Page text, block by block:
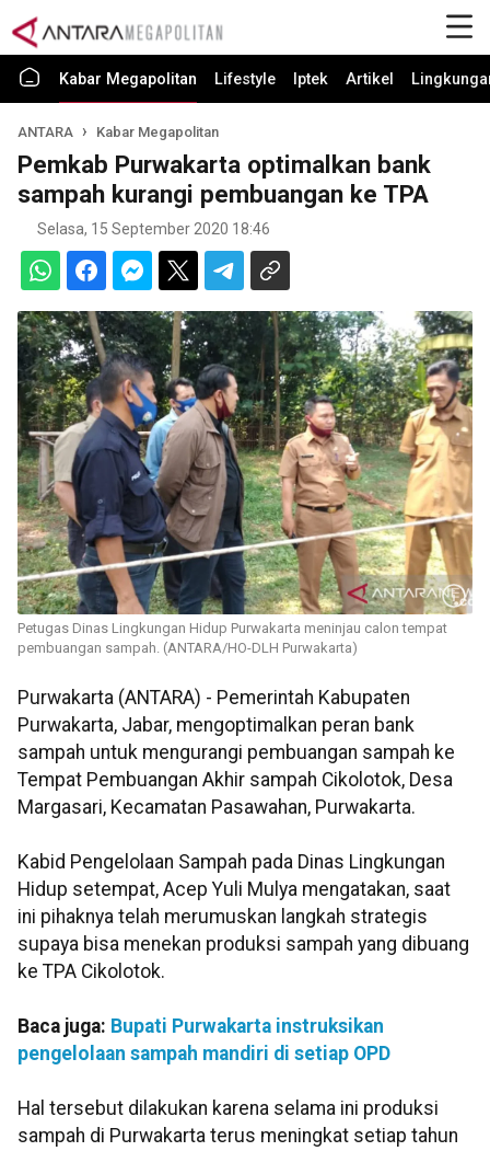
Kabar Megapolitan Lifestyle Iptek Artikel
ANTARA Kabar Megapolitan
Pemkab Purwakarta optimalkan bank
sampah kurangi pembuangan ke TPA
Selasa, 15 September 2020 18:46
Petugas Dinas Lingkungan Hidup Purwakarta meninjau calon tempat
pembuangan sampah. (ANTARA/HO-DLH Purwakarta)
Purwakarta (ANTARA) - Pemerintah Kabupaten
Purwakarta, Jabar, mengoptimalkan peran bank
sampah untuk mengurangi pembuangan sampah ke
Tempat Pembuangan Akhir sampah Cikolotok, Desa
Margasari, Kecamatan Pasawahan, Purwakarta.
Kabid Pengelolaan Sampah pada Dinas Lingkungan
Hidup setempat, Acep Yuli Mulya mengatakan, saat
ini pihaknya telah merumuskan langkah strategis
supaya bisa menekan produksi sampah yang dibuang
ke TPA Cikolotok.
Baca juga: Bupati Purwakarta instruksikan
pengelolaan sampah mandiri di setiap OPD
Hal tersebut dilakukan karena selama ini produksi
sampah di Purwakarta terus meningkat setiap tahun